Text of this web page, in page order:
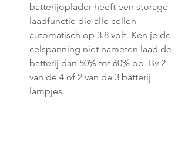
batterijoplader heeft een storage
laadfunctie die alle cellen
automatisch op 3.8 volt. Ken je de
celspanning niet nameten laad de
batterij dan 50% tot 60% op. Bv 2
van de 4 of 2 van de 3 batterij
lampjes.